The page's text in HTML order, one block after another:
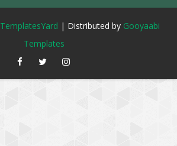
TemplatesYard | Distributed by Gooyaabi
Templates